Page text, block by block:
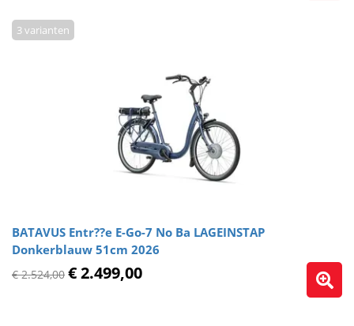
BATAVUS Entr??e E-Go-7 No Ba LAGEINSTAP
Donkerblauw 51cm 2026
3 varianten
€ 2.524,00 € 2.499,00